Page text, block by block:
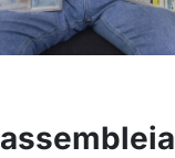
assembleia